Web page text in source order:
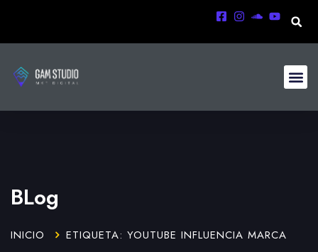
BLog
INICIO ETIQUETA: YOUTUBE INFLUENCIA MARCA